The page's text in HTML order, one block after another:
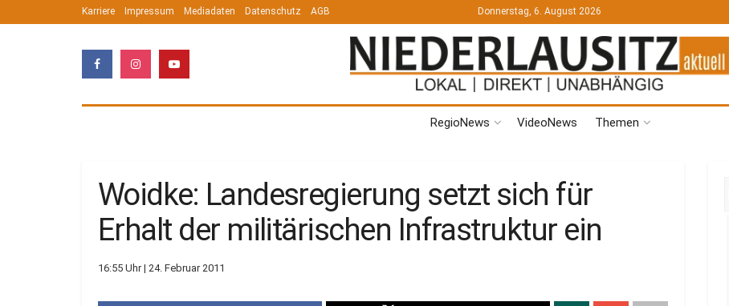
Karriere Impressum Mediadaten Datenschutz AGB Donnerstag, 6. August 2026
RegioNews VideoNews Themen
Woidke: Landesregierung setzt sich für
Erhalt der militärischen Infrastruktur ein
16:55 Uhr | 24. Februar 2011